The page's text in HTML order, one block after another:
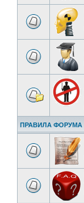
ПРАВИЛА ФОРУМА